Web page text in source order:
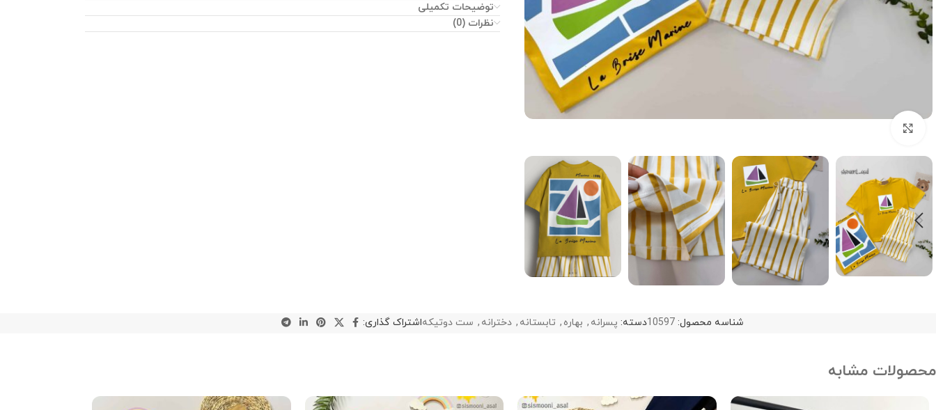
سایز ۱۰ : قدتیشرت ۵۸ ،پهنا ۴۶،قدشلوارک ۵۵
توضیحات تکمیلی
نظرات (0)
شناسه محصول: 10597دسته: پسرانه , بهاره , تابستانه , دخترانه , ست دوتیکهاشتراک گذاری:
محصولات مشابه